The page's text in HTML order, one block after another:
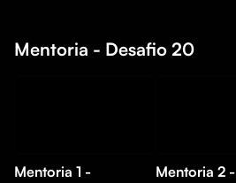
Mentoria - Desafio 20
Mentoria 1 -
Mentoria 2 -